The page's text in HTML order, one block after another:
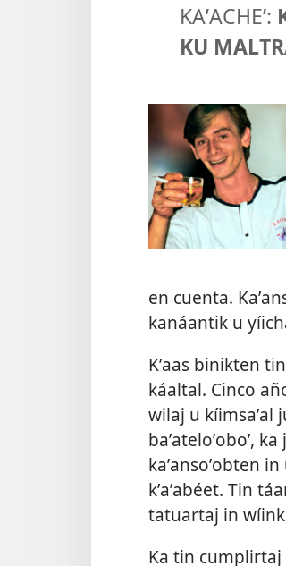
KAʼACHEʼ:
KU
en cuenta.
kanáantik u
Kʼaas binikten
káaltal. Cinco
wilaj u kíimsaʼal
baʼateloʼoboʼ,
kaʼansoʼobten
kʼaʼabéet. Tin
tatuartaj in
Ka tin cumplirtaj